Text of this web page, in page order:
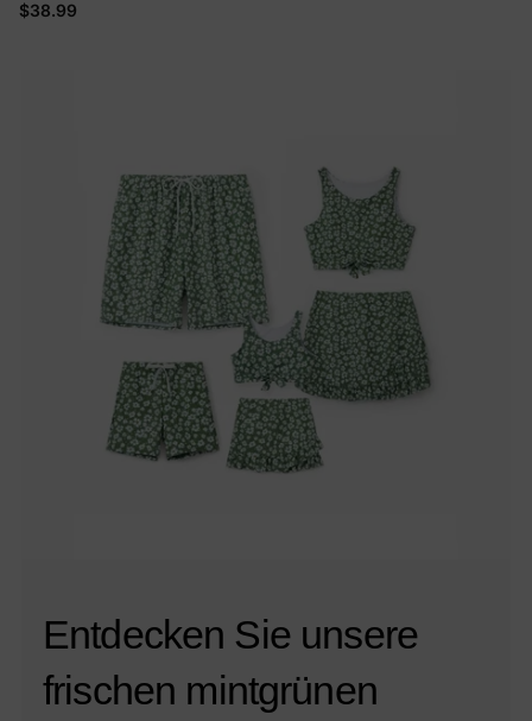
rosa
$38.99
Entdecken Sie unsere
frischen mintgrünen